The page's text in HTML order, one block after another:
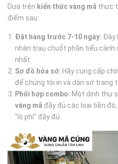
Dựa trên kiến thức vàng mã thực
điểm sau:
Đặt hàng trước 7-10 ngày: Đây
nhân trau chuốt phần tiểu
nhất.
Sơ đồ hóa sớ: Hãy cung cấp
để chúng tôi in và dán sớ trang
Phối hợp combo: Một dinh thự
vàng mã đầy đủ các loại tiền
"lộ phí" đầy đủ.